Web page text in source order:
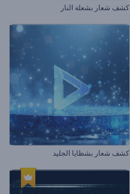
كشف شعار بشعلة النار
كشف شعار بشظايا الجليد